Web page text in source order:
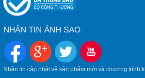
NHẬN TIN ÁNH SAO
Nhận tin cập nhật về sản phẩm mới và chương trình